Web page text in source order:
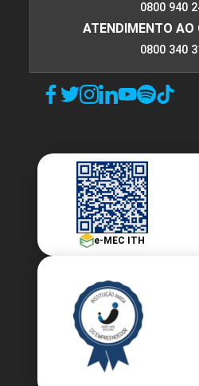
10h
Ovos: Deterioração e
Conservação
Ovos: Beneficiamento e
Armazenagem
0800 940
ATENDIMENTO AO
0800 340
e-MEC ITH